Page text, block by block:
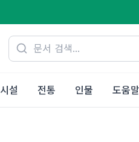
시설 전통 인물 도움말